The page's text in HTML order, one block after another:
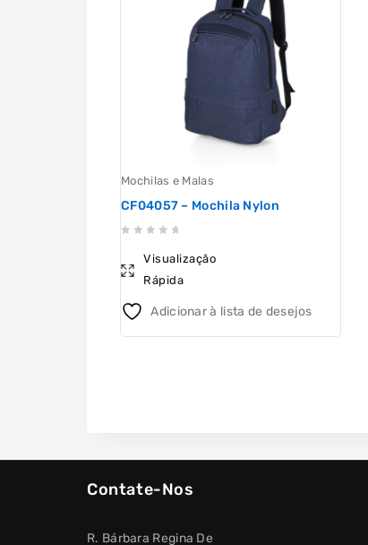
Mochilas e Malas
CF04057 – Mochila Nylon
Visualização
Rápida
Adicionar à lista de desejos
Contate-Nos
R. Bárbara Regina De